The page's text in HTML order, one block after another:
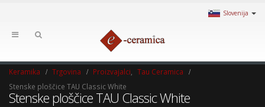
Slovenija
Keramika Trgovina Proizvajalci
Tau Ceramica
Stenske ploščice TAU Classic White
Stenske ploščice TAU Classic White